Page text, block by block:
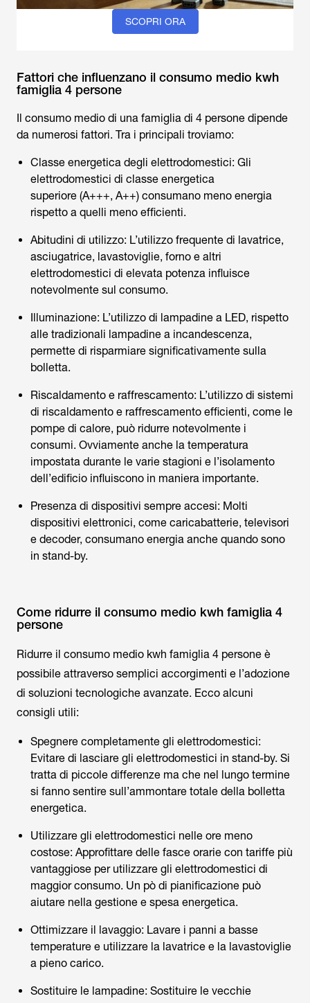
SCOPRI ORA
Fattori che influenzano il consumo medio kwh
famiglia 4 persone
Il consumo medio di una famiglia di 4 persone dipende
da numerosi fattori. Tra i principali troviamo:
Classe energetica degli elettrodomestici: Gli
elettrodomestici di classe energetica
superiore (A+++, A++) consumano meno energia
rispetto a quelli meno efficienti.
Abitudini di utilizzo: L’utilizzo frequente di lavatrice,
asciugatrice, lavastoviglie, forno e altri
elettrodomestici di elevata potenza influisce
notevolmente sul consumo.
Illuminazione: L’utilizzo di lampadine a LED, rispetto
alle tradizionali lampadine a incandescenza,
permette di risparmiare significativamente sulla
bolletta.
Riscaldamento e raffrescamento: L’utilizzo di sistemi
di riscaldamento e raffrescamento efficienti, come le
pompe di calore, può ridurre notevolmente i
consumi. Ovviamente anche la temperatura
impostata durante le varie stagioni e l’isolamento
dell’edificio influiscono in maniera importante.
Presenza di dispositivi sempre accesi: Molti
dispositivi elettronici, come caricabatterie, televisori
e decoder, consumano energia anche quando sono
in stand-by.
Come ridurre il consumo medio kwh famiglia 4
persone
Ridurre il consumo medio kwh famiglia 4 persone è
possibile attraverso semplici accorgimenti e l’adozione
di soluzioni tecnologiche avanzate. Ecco alcuni
consigli utili:
Spegnere completamente gli elettrodomestici:
Evitare di lasciare gli elettrodomestici in stand-by. Si
tratta di piccole differenze ma che nel lungo termine
si fanno sentire sull’ammontare totale della bolletta
energetica.
Utilizzare gli elettrodomestici nelle ore meno
costose: Approfittare delle fasce orarie con tariffe più
vantaggiose per utilizzare gli elettrodomestici di
maggior consumo. Un pò di pianificazione può
aiutare nella gestione e spesa energetica.
Ottimizzare il lavaggio: Lavare i panni a basse
temperature e utilizzare la lavatrice e la lavastoviglie
a pieno carico.
Sostituire le lampadine: Sostituire le vecchie